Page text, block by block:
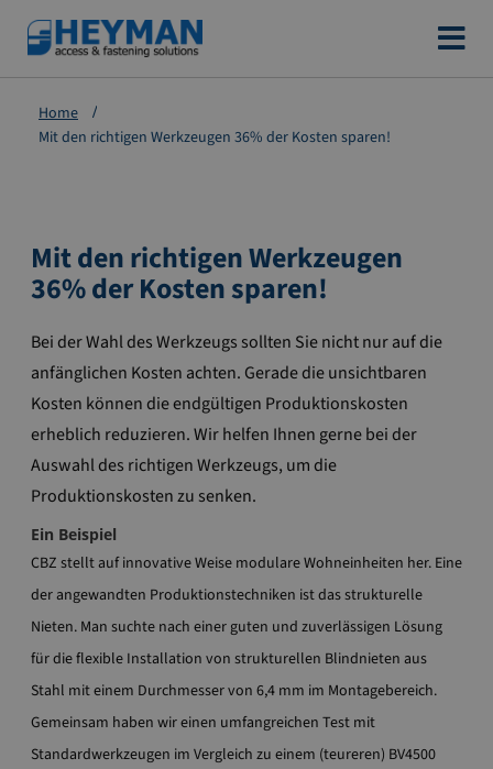
Zum
Inhalt
Home
Mit den richtigen Werkzeugen 36% der Kosten sparen!
Mit den richtigen Werkzeugen
36% der Kosten sparen!
Bei der Wahl des Werkzeugs sollten Sie nicht nur auf die
anfänglichen Kosten achten. Gerade die unsichtbaren
Kosten können die endgültigen Produktionskosten
erheblich reduzieren. Wir helfen Ihnen gerne bei der
Auswahl des richtigen Werkzeugs, um die
Produktionskosten zu senken.
Ein Beispiel
CBZ stellt auf innovative Weise modulare Wohneinheiten her. Eine
der angewandten Produktionstechniken ist das strukturelle
Nieten. Man suchte nach einer guten und zuverlässigen Lösung
für die flexible Installation von strukturellen Blindnieten aus
Stahl mit einem Durchmesser von 6,4 mm im Montagebereich.
Gemeinsam haben wir einen umfangreichen Test mit
Standardwerkzeugen im Vergleich zu einem (teureren) BV4500